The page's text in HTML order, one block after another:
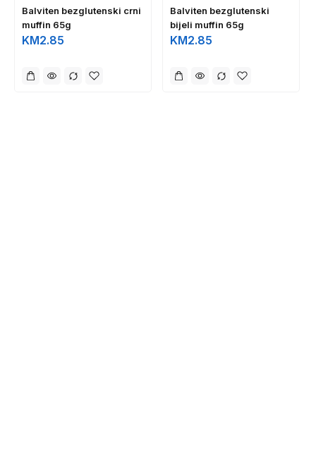
Balviten bezglutenski crni
muffin 65g
KM2.85
Balviten bezglutenski
bijeli muffin 65g
KM2.85